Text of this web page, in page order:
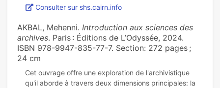
Consulter sur shs.cairn.info
AKBAL, Mehenni. Introduction aux sciences des
archives. Paris : Éditions de L’Odyssée, 2024.
ISBN 978-9947-835-77-7. Section: 272 pages ;
24 cm
Cet ouvrage offre une exploration de l'archivistique
qu'il aborde à travers deux dimensions principales: la